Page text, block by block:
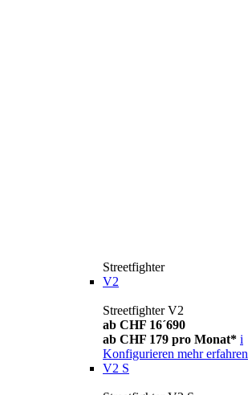
Streetfighter
V2
Streetfighter V2
ab CHF 16´690
ab CHF 179 pro Monat* i
Konfigurieren mehr erfahren
V2 S